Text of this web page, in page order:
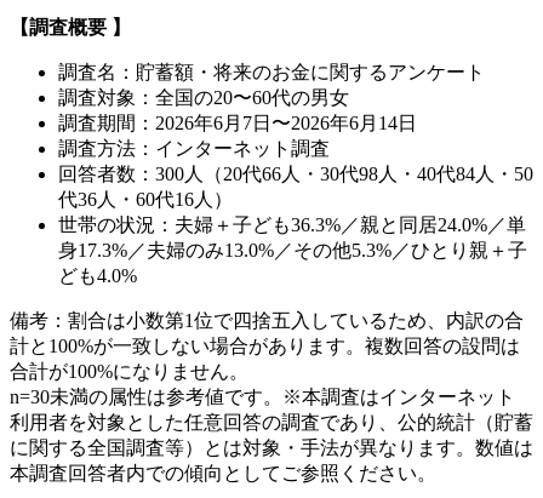
【調査概要 】
調査名：貯蓄額・将来のお金に関するアンケート
調査対象：全国の20〜60代の男女
調査期間：2026年6月7日〜2026年6月14日
調査方法：インターネット調査
回答者数：300人（20代66人・30代98人・40代84人・50
代36人・60代16人）
世帯の状況：夫婦＋子ども36.3%／親と同居24.0%／単
身17.3%／夫婦のみ13.0%／その他5.3%／ひとり親＋子
ども4.0%
備考：割合は小数第1位で四捨五入しているため、内訳の合
計と100%が一致しない場合があります。複数回答の設問は
合計が100%になりません。
n=30未満の属性は参考値です。
※本調査はインターネット
利用者を対象とした任意回答の調査であり、公的統計（貯蓄
に関する全国調査等）とは対象・手法が異なります。数値は
本調査回答者内での傾向としてご参照ください。